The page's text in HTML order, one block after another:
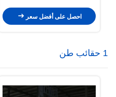
احصل على أفضل سعر
1 حقائب طن